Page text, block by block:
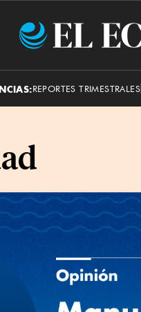
REPORTES TRIMESTRALES